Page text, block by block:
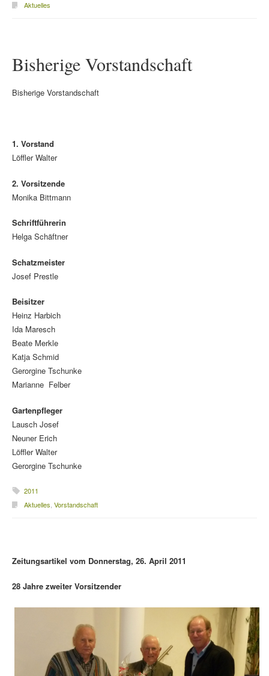
Aktuelles
Bisherige Vorstandschaft
Bisherige Vorstandschaft
1. Vorstand
Löffler Walter
2. Vorsitzende
Monika Bittmann
Schriftführerin
Helga Schäftner
Schatzmeister
Josef Prestle
Beisitzer
Heinz Harbich
Ida Maresch
Beate Merkle
Katja Schmid
Gerorgine Tschunke
Marianne Felber
Gartenpfleger
Lausch Josef
Neuner Erich
Löffler Walter
Gerorgine Tschunke
2011
Aktuelles, Vorstandschaft
Zeitungsartikel vom Donnerstag, 26. April 2011
28 Jahre zweiter Vorsitzender